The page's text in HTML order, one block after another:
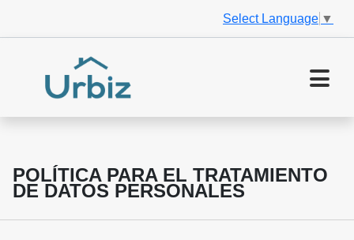
Select Language ▼
POLÍTICA PARA EL TRATAMIENTO
DE DATOS PERSONALES